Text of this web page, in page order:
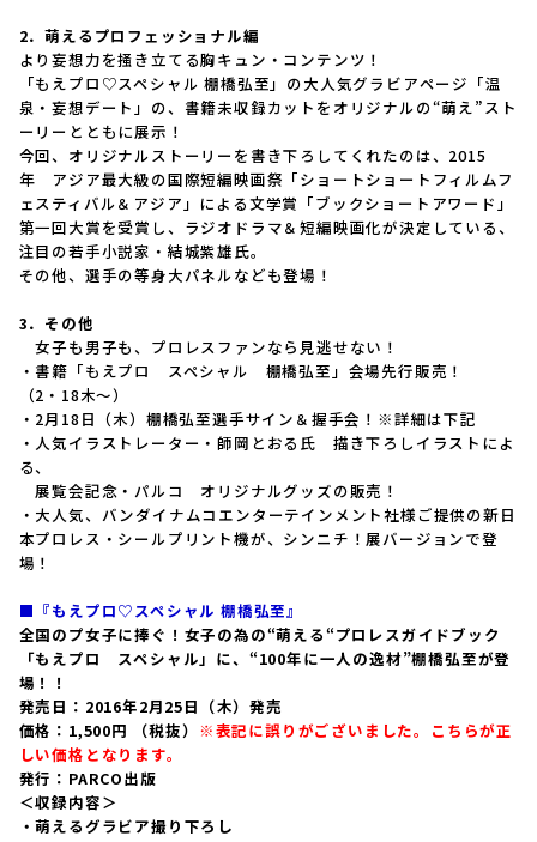
2．萌えるプロフェッショナル編
より妄想力を掻き立てる胸キュン・コンテンツ！
「もえプロ♡スペシャル 棚橋弘至」の大人気グラビアページ「温
泉・妄想デート」の、書籍未収録カットをオリジナルの“萌え”スト
ーリーとともに展示！
今回、オリジナルストーリーを書き下ろしてくれたのは、2015
年 アジア最大級の国際短編映画祭「ショートショートフィルムフ
ェスティバル＆アジア」による文学賞「ブックショートアワード」
第一回大賞を受賞し、ラジオドラマ＆短編映画化が決定している、
注目の若手小説家・結城紫雄氏。
その他、選手の等身大パネルなども登場！
3．その他
女子も男子も、プロレスファンなら見逃せない！
・書籍「もえプロ スペシャル 棚橋弘至」会場先行販売！
（2・18木〜）
・2月18日（木）棚橋弘至選手サイン＆握手会！※詳細は下記
・人気イラストレーター・師岡とおる氏 描き下ろしイラストによ
る、
展覧会記念・パルコ オリジナルグッズの販売！
・大人気、バンダイナムコエンターテインメント社様ご提供の新日
本プロレス・シールプリント機が、シンニチ！展バージョンで登
場！
■ 『もえプロ♡スペシャル 棚橋弘至』
全国のプ女子に捧ぐ！女子の為の“萌える“プロレスガイドブック
「もえプロ スペシャル」に、“100年に一人の逸材”棚橋弘至が登
場！！
発売日：2016年2月25日（木）発売
価格：1,500円 （税抜） ※表記に誤りがございました。こちらが正
しい価格となります。
発行：PARCO出版
＜収録内容＞
・萌えるグラビア撮り下ろし